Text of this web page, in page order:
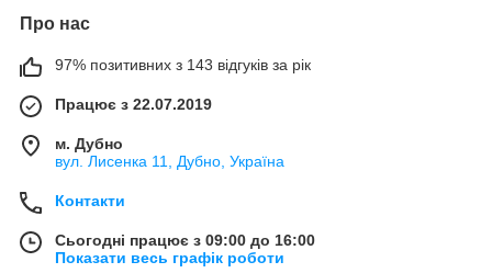
Про нас
97% позитивних з 143 відгуків за рік
Працює з 22.07.2019
м. Дубно
вул. Лисенка 11, Дубно, Україна
Контакти
Сьогодні працює з 09:00 до 16:00
Показати весь графік роботи